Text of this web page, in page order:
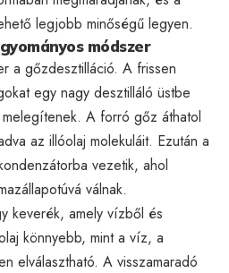
legjobb minőségű legyen.
módszer
a gőzdesztilláció. A frissen
egy nagy desztilláló üstbe
A forró gőz áthatol
az illóolaj molekuláit. Ezután a
vezetik, ahol
válnak.
keverék, amely vízből és
könnyebb, mint a víz, a
elválasztható. A visszamaradó